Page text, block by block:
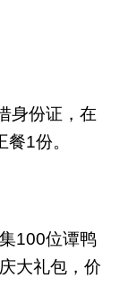
身份证，在
1份。
100位谭鸭
大礼包，价